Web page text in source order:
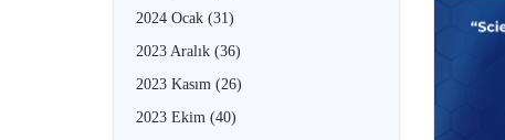
2024 Ocak (31)
2023 Aralık (36)
2023 Kasım (26)
2023 Ekim (40)